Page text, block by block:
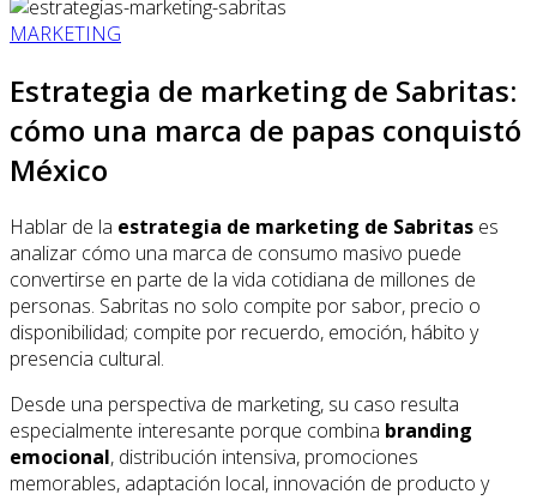
MARKETING
Estrategia de marketing de Sabritas:
cómo una marca de papas conquistó
México
Hablar de la estrategia de marketing de Sabritas es
analizar cómo una marca de consumo masivo puede
convertirse en parte de la vida cotidiana de millones de
personas. Sabritas no solo compite por sabor, precio o
disponibilidad; compite por recuerdo, emoción, hábito y
presencia cultural.
Desde una perspectiva de marketing, su caso resulta
especialmente interesante porque combina branding
emocional, distribución intensiva, promociones
memorables, adaptación local, innovación de producto y